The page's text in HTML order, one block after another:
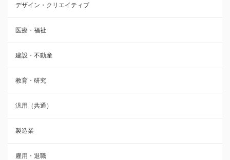
デザイン・クリエイティブ
医療・福祉
建設・不動産
教育・研究
汎用（共通）
製造業
雇用・退職